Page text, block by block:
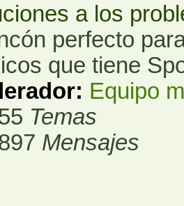
a los
perfecto
que tiene
Equipo
Temas
Mensajes